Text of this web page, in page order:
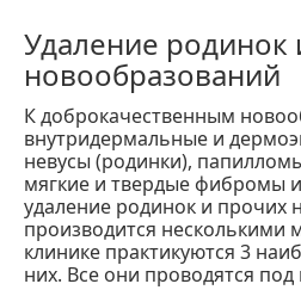
Удаление родинок
новообразований
К доброкачественным
внутридермальные и
невусы (родинки),
мягкие и твердые фибромы
удаление родинок и прочих
производится несколькими
клинике практикуются 3
них. Все они проводятся